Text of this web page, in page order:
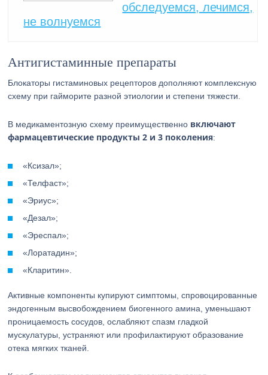
обследуемся, лечимся,
не волнуемся
Антигистаминные препараты
Блокаторы гистаминовых рецепторов дополняют комплексную
схему при гайморите разной этиологии и степени тяжести.
В медикаментозную схему преимущественно включают
фармацевтические продукты 2 и 3 поколения:
«Ксизал»;
«Телфаст»;
«Эриус»;
«Дезал»;
«Эреспал»;
«Лоратадин»;
«Кларитин».
Активные компоненты купируют симптомы, спровоцированные
эндогенным высвобождением биогенного амина, уменьшают
проницаемость сосудов, ослабляют спазм гладкой
мускулатуры, устраняют или профилактируют образование
отека мягких тканей.